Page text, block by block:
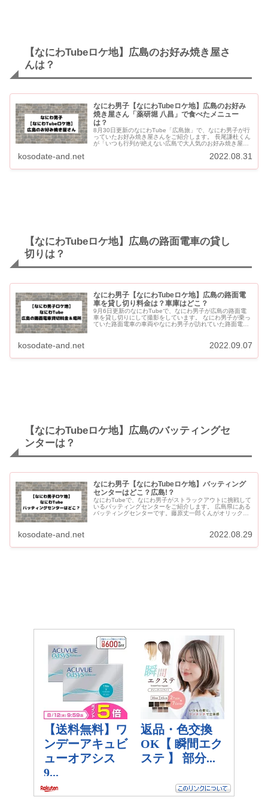
【なにわTubeロケ地】広島のお好み焼き屋さ
んは？
なにわ男子【なにわTubeロケ地】広島のお好み
焼き屋さん「薬研堀 八昌」で食べたメニュー
は？
8月30日更新のなにわTube「広島旅」で、なにわ男子が行
っていたお好み焼き屋さんをご紹介します。 長尾謙杜くん
が「いつも行列が絶えない広島で大人気のお好み焼き屋さ
kosodate-and.net 2022.08.31
【なにわTubeロケ地】広島の路面電車の貸し
切りは？
なにわ男子【なにわTubeロケ地】広島の路面電
車を貸し切り料金は？車庫はどこ？
9月6日更新のなにわTubeで、なにわ男子が広島の路面電
車を貸し切りにして撮影をしています。 なにわ男子が乗っ
ていた路面電車の車両やなにわ男子が訪れていた路面電車
kosodate-and.net 2022.09.07
【なにわTubeロケ地】広島のバッティングセ
ンターは？
なにわ男子【なにわTubeロケ地】バッティング
センターはどこ？広島!？
なにわTubeで、なにわ男子がストラックアウトに挑戦して
いるバッティングセンターをご紹介します。 広島県にある
バッティングセンターです。藤原丈一郎くんがオリックス
kosodate-and.net 2022.08.29